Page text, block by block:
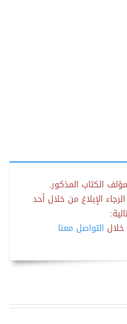
الكتاب المذكور.
الإبلاغ من خلال أحد
التواصل معنا